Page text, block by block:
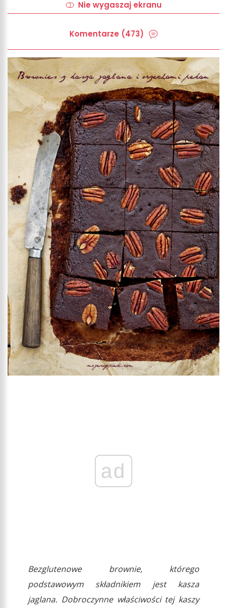
Nie wygaszaj ekranu
Komentarze (473)
ad
Bezglutenowe brownie, którego
podstawowym składnikiem jest kasza
jaglana. Dobroczynne właściwości tej kaszy